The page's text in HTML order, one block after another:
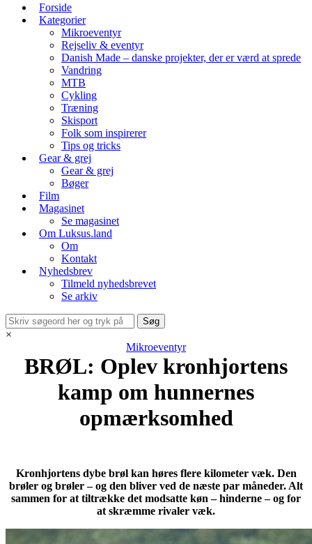
Forside
Kategorier
Mikroeventyr
Rejseliv & eventyr
Danish Made – danske projekter, der er værd at sprede
Vandring
MTB
Cykling
Træning
Skisport
Folk som inspirerer
Tips og tricks
Gear & grej
Gear & grej
Bøger
Film
Magasinet
Se magasinet
Om Luksus.land
Om
Kontakt
Nyhedsbrev
Tilmeld nyhedsbrevet
Se arkiv
×
Mikroeventyr
BRØL: Oplev kronhjortens
kamp om hunnernes
opmærksomhed
Kronhjortens dybe brøl kan høres flere kilometer væk. Den
brøler og brøler – og den bliver ved de næste par måneder. Alt
sammen for at tiltrække det modsatte køn – hinderne – og for
at skræmme rivaler væk.